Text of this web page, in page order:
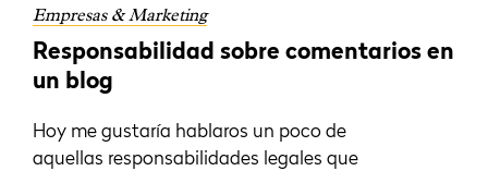
Empresas & Marketing
Responsabilidad sobre comentarios en
un blog
Hoy me gustaría hablaros un poco de
aquellas responsabilidades legales que